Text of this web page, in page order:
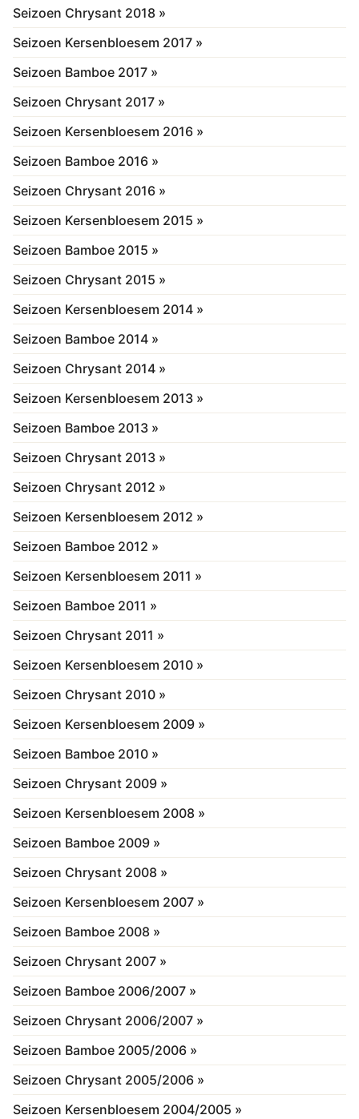
Seizoen Chrysant 2018 »
Seizoen Kersenbloesem 2017 »
Seizoen Bamboe 2017 »
Seizoen Chrysant 2017 »
Seizoen Kersenbloesem 2016 »
Seizoen Bamboe 2016 »
Seizoen Chrysant 2016 »
Seizoen Kersenbloesem 2015 »
Seizoen Bamboe 2015 »
Seizoen Chrysant 2015 »
Seizoen Kersenbloesem 2014 »
Seizoen Bamboe 2014 »
Seizoen Chrysant 2014 »
Seizoen Kersenbloesem 2013 »
Seizoen Bamboe 2013 »
Seizoen Chrysant 2013 »
Seizoen Chrysant 2012 »
Seizoen Kersenbloesem 2012 »
Seizoen Bamboe 2012 »
Seizoen Kersenbloesem 2011 »
Seizoen Bamboe 2011 »
Seizoen Chrysant 2011 »
Seizoen Kersenbloesem 2010 »
Seizoen Chrysant 2010 »
Seizoen Kersenbloesem 2009 »
Seizoen Bamboe 2010 »
Seizoen Chrysant 2009 »
Seizoen Kersenbloesem 2008 »
Seizoen Bamboe 2009 »
Seizoen Chrysant 2008 »
Seizoen Kersenbloesem 2007 »
Seizoen Bamboe 2008 »
Seizoen Chrysant 2007 »
Seizoen Bamboe 2006/2007 »
Seizoen Chrysant 2006/2007 »
Seizoen Bamboe 2005/2006 »
Seizoen Chrysant 2005/2006 »
Seizoen Kersenbloesem 2004/2005 »